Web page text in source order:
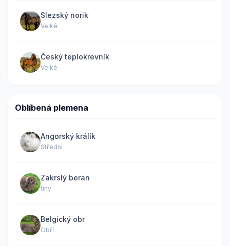
Slezský norik
Velké
Český teplokrevník
Velké
Oblíbená plemena
Angorský králík
Střední
Zakrslý beran
tiny
Belgický obr
Obří